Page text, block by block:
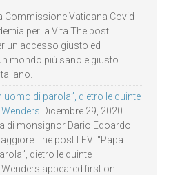
Commissione Vaticana Covid-
per la Vita The post Il
un accesso giusto ed
mondo più sano e giusto
uomo di parola”, dietro le quinte
Dicembre 29, 2020
di monsignor Dario Edoardo
The post LEV: “Papa
dietro le quinte
appeared first on